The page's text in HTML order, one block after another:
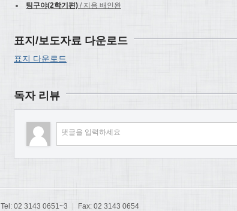
팅구야(2학기편) / 지음 배인완
표지/보도자료 다운로드
표지 다운로드
독자 리뷰
Tel: 02 3143 0651~3 Fax: 02 3143 0654